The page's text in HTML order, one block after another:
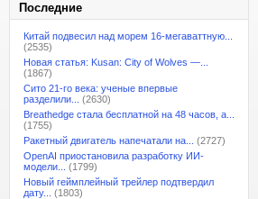
Последние
Китай подвесил над морем 16-мегаваттную...
(2535)
Новая статья: Kusan: City of Wolves —...
(1867)
Сито 21-го века: ученые впервые
разделили...
(2630)
Breathedge стала бесплатной на 48 часов, а...
(1755)
Ракетный двигатель напечатали на...
(2727)
OpenAI приостановила разработку ИИ-
модели...
(1799)
Новый геймплейный трейлер подтвердил
дату...
(1803)